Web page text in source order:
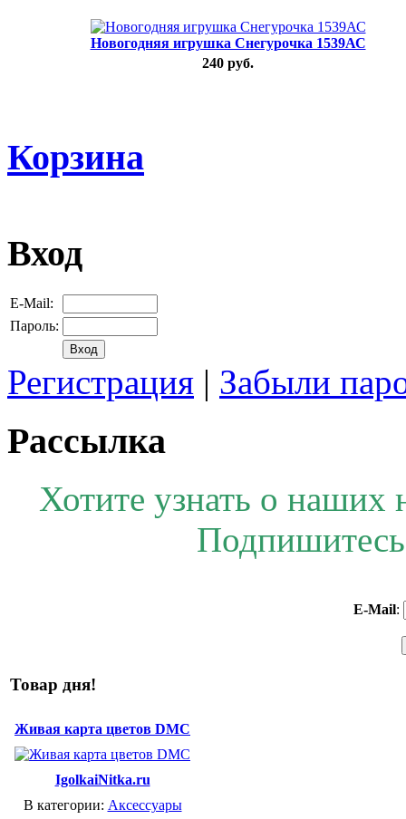
Новогодняя игрушка Снегурочка 1539АС
240 руб.
Корзина
Вход
E-Mail:
Пароль:
Регистрация | Забыли
Рассылка
Хотите узнать о наших
E-Mail:
Товар дня!
Живая карта цветов DMC
IgolkaiNitka.ru
В категории: Аксессуары